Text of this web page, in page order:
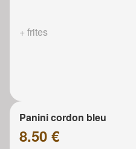
+ frites
Panini cordon bleu
8.50 €